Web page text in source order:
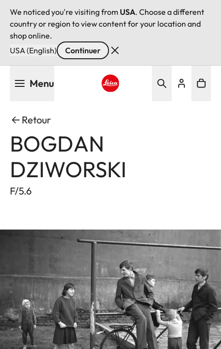
We noticed you're visiting from USA. Choose a different
country or region to view content for your location and
shop online.
USA (English)
Continuer
Menu
Retour
BOGDAN
DZIWORSKI
F/5.6